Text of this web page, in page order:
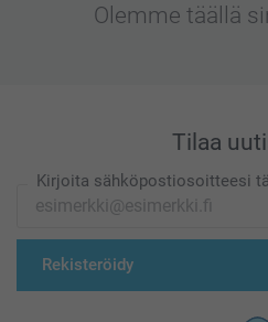
Olemme täällä
Tilaa
Kirjoita sähköpostiosoitteesi
Rekisteröidy